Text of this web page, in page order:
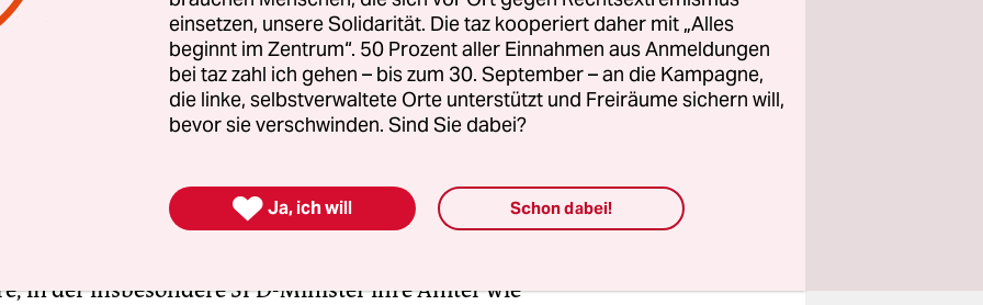
Traum.
rückt mit Scheel ein Politprofi. PDS-Eintritt mit 19,
mit 24, fünf Jahre später, 2004, erstmals
Geschäftsführer seiner Fraktion. Die geradlinige
Berufspolitikers. Dass er sich bisher vor allem um
in der insbesondere SPD-Minister ihre Ämter wie
einsetzen, unsere Solidarität. Die taz kooperiert daher mit „Alles
beginnt im Zentrum“. 50 Prozent aller Einnahmen aus Anmeldungen
bei taz zahl ich gehen – bis zum 30. September – an die Kampagne,
die linke, selbstverwaltete Orte unterstützt und Freiräume sichern will,
bevor sie verschwinden. Sind Sie dabei?
 Ja, ich will Schon dabei!